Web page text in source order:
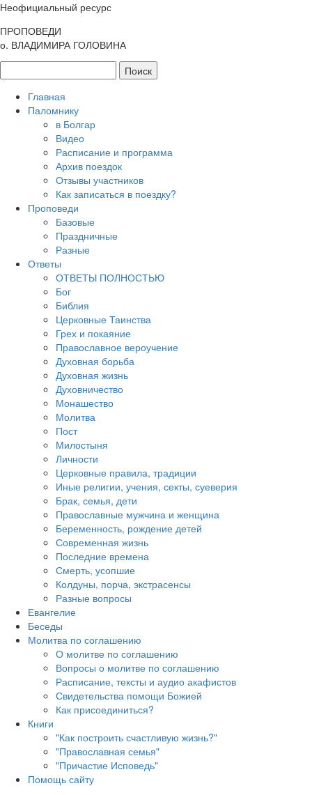
Неофициальный ресурс
ПРОПОВЕДИ
о. ВЛАДИМИРА ГОЛОВИНА
Главная
Паломнику
в Болгар
Видео
Расписание и программа
Архив поездок
Отзывы участников
Как записаться в поездку?
Проповеди
Базовые
Праздничные
Разные
Ответы
ОТВЕТЫ ПОЛНОСТЬЮ
Бог
Библия
Церковные Таинства
Грех и покаяние
Православное вероучение
Духовная борьба
Духовная жизнь
Духовничество
Монашество
Молитва
Пост
Милостыня
Личности
Церковные правила, традиции
Иные религии, учения, секты, суеверия
Брак, семья, дети
Православные мужчина и женщина
Беременность, рождение детей
Современная жизнь
Последние времена
Смерть, усопшие
Колдуны, порча, экстрасенсы
Разные вопросы
Евангелие
Беседы
Молитва по соглашению
О молитве по соглашению
Вопросы о молитве по соглашению
Расписание, тексты и аудио акафистов
Свидетельства помощи Божией
Как присоединиться?
Книги
"Как построить счастливую жизнь?"
"Православная семья"
"Причастие Исповедь"
Помощь сайту